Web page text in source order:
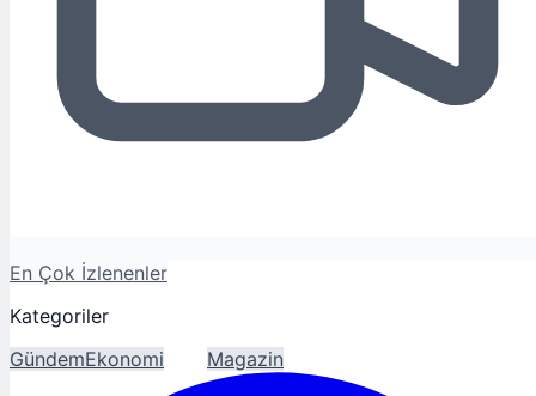
En Çok İzlenenler
Kategoriler
GündemEkonomi Magazin